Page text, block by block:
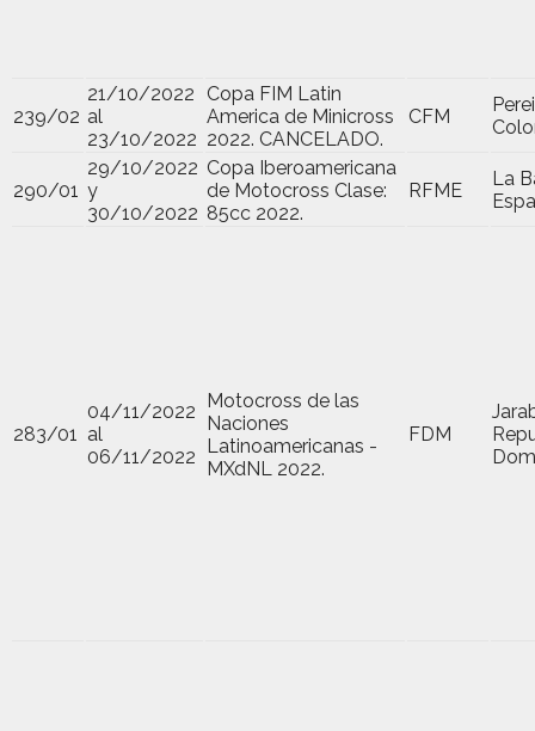
239/02
21/10/2022
al
23/10/2022
Copa FIM Latin
America de Minicross
2022. CANCELADO.
CFM
290/01
29/10/2022
y
30/10/2022
Copa Iberoamericana
de Motocross Clase:
85cc 2022.
RFME
La
283/01
04/11/2022
al
06/11/2022
Motocross de las
Naciones
Latinoamericanas -
MXdNL 2022.
FDM